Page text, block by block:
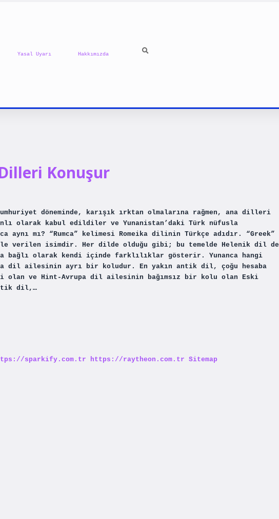
Yasal Uyarı Hakkımızda
Konuşur
döneminde, karışık ırktan olmalarına rağmen, ana dilleri
olarak kabul edildiler ve Yunanistan’daki Türk nüfusla
aynı mı? “Rumca” kelimesi Romeika dilinin Türkçe adıdır. “Greek”
verilen isimdir. Her dilde olduğu gibi; bu temelde Helenik dil de
bağlı olarak kendi içinde farklılıklar gösterir. Yunanca hangi
dil ailesinin ayrı bir koludur. En yakın antik dil, çoğu hesaba
olan ve Hint-Avrupa dil ailesinin bağımsız bir kolu olan Eski
dil,…
sparkify.com.tr https://raytheon.com.tr Sitemap